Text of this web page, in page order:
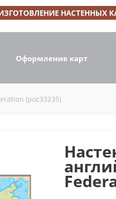
НАСТЕННЫХ
Оформление карт
(рос33235)